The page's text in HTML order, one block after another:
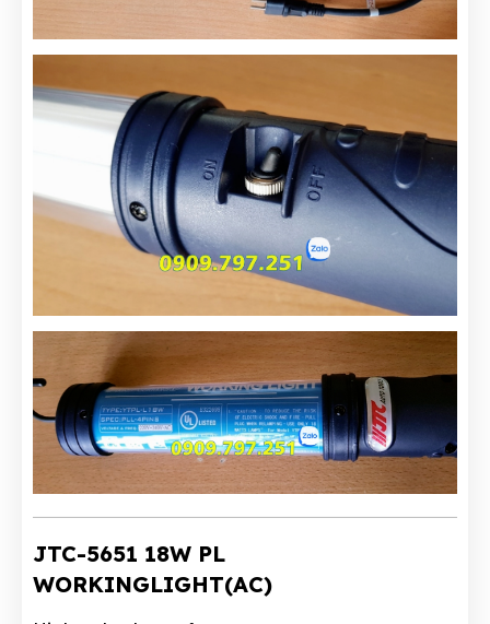
JTC-5651 18W PL
WORKINGLIGHT(AC)